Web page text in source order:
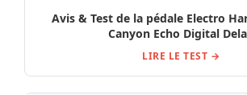
Avis & Test de la pédale Electro
Canyon Echo Digital
LIRE LE TEST →